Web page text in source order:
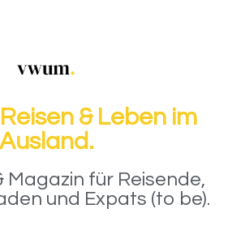
& Leben im
Ausland.
Magazin für Reisende,
und Expats (to be).